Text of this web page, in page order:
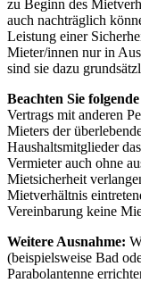
zu Beginn des
auch nachträglich
Leistung einer
Mieter/innen nur in
sind sie dazu
Beachten Sie
Vertrags mit anderen
Mieters der
Haushaltsmitglieder
Vermieter auch ohne
Mietsicherheit
Mietverhältnis
Vereinbarung keine
Weitere Ausnahme:
(beispielsweise Bad
Parabolantenne